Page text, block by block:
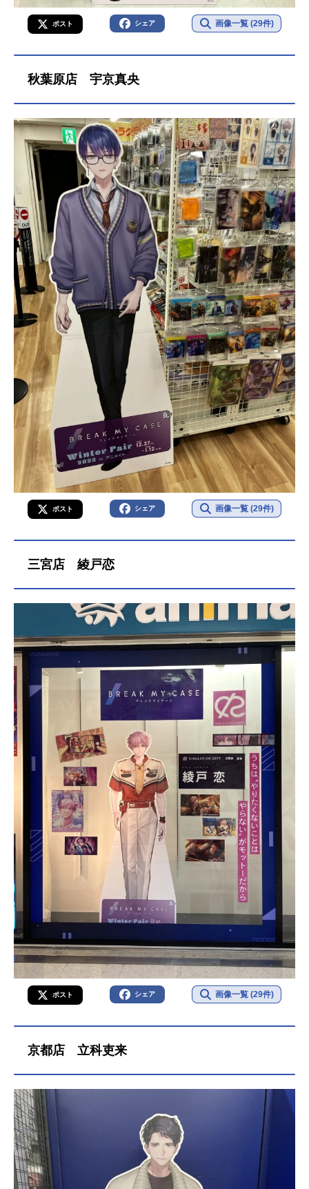
ポスト シェア 画像一覧 (29件)
秋葉原店 宇京真央
ポスト シェア 画像一覧 (29件)
三宮店 綾戸恋
ポスト シェア 画像一覧 (29件)
京都店 立科吏来